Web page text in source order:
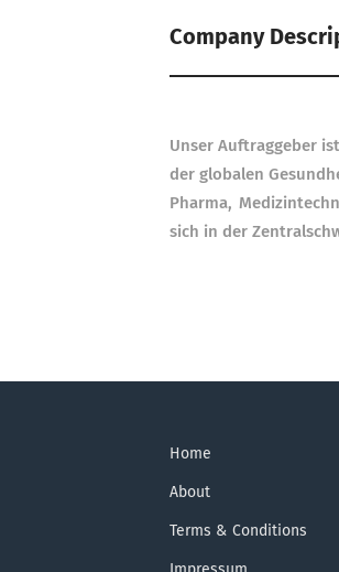
Company
Unser Auftraggeber
der globalen
Pharma,
sich in der
Home
About
Terms & Conditions